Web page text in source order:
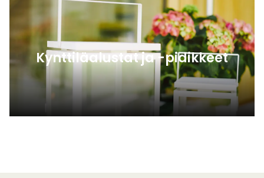
Kynttiläalustat ja -pidikkeet